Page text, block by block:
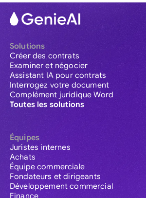
Solutions
Créer des contrats
Examiner et négocier
Assistant IA pour contrats
Interrogez votre document
Complément juridique Word
Toutes les solutions
Équipes
Juristes internes
Achats
Équipe commerciale
Fondateurs et dirigeants
Développement commercial